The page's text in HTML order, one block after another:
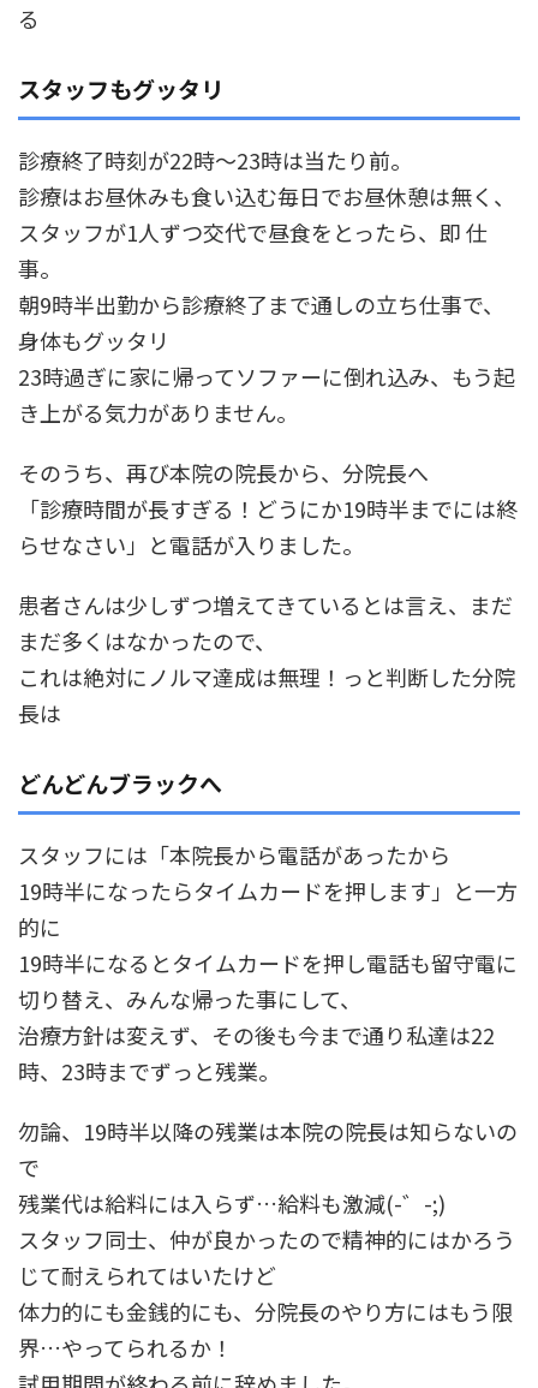
る
スタッフもグッタリ
診療終了時刻が22時～23時は当たり前。
診療はお昼休みも食い込む毎日でお昼休憩は無く、
スタッフが1人ずつ交代で昼食をとったら、即 仕
事。
朝9時半出勤から診療終了まで通しの立ち仕事で、
身体もグッタリ
23時過ぎに家に帰ってソファーに倒れ込み、もう起
き上がる気力がありません。
そのうち、再び本院の院長から、分院長へ
「診療時間が長すぎる！どうにか19時半までには終
らせなさい」と電話が入りました。
患者さんは少しずつ増えてきているとは言え、まだ
まだ多くはなかったので、
これは絶対にノルマ達成は無理！っと判断した分院
長は
どんどんブラックへ
スタッフには「本院長から電話があったから
19時半になったらタイムカードを押します」と一方
的に
19時半になるとタイムカードを押し電話も留守電に
切り替え、みんな帰った事にして、
治療方針は変えず、その後も今まで通り私達は22
時、23時までずっと残業。
勿論、19時半以降の残業は本院の院長は知らないの
で
残業代は給料には入らず…給料も激減(-゛-;)
スタッフ同士、仲が良かったので精神的にはかろう
じて耐えられてはいたけど
体力的にも金銭的にも、分院長のやり方にはもう限
界…やってられるか！